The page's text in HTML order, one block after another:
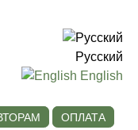
Русский
English
ОПЛАТА